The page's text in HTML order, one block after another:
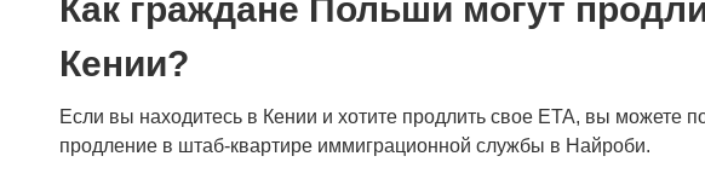
Как граждане Польши могут
Кении?
Если вы находитесь в Кении и хотите продлить свое ETA, вы можете
продление в штаб-квартире иммиграционной службы в Найроби.